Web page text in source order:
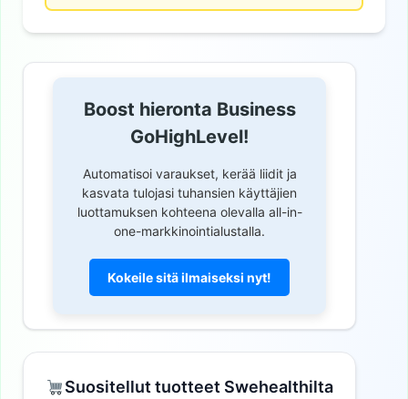
Boost hieronta Business
GoHighLevel!
Automatisoi varaukset, kerää liidit ja
kasvata tulojasi tuhansien käyttäjien
luottamuksen kohteena olevalla all-in-
one-markkinointialustalla.
Kokeile sitä ilmaiseksi nyt!
Suositellut tuotteet Swehealthilta